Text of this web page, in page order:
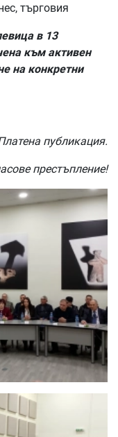
търговия
в 13
към активен
на конкретни
публикация.
престъпление!